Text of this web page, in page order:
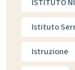
ISTITUTO
Istituto
Istruzione